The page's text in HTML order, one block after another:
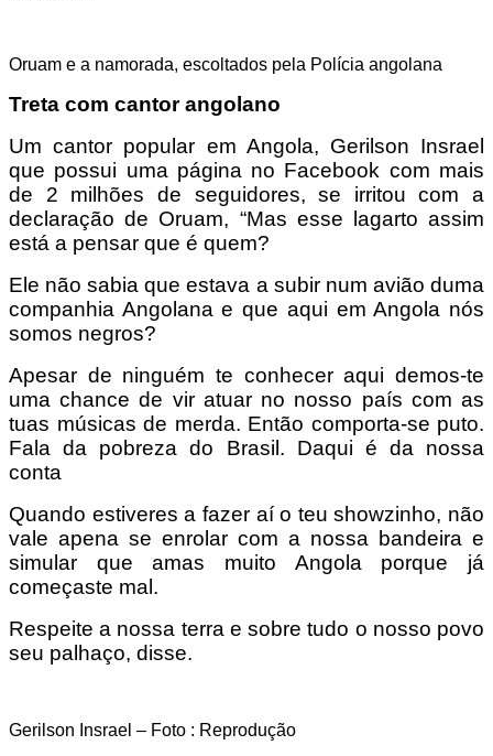
Oruam e a namorada, escoltados pela Polícia angolana
Treta com cantor angolano
Um cantor popular em Angola, Gerilson Insrael
que possui uma página no Facebook com mais
de 2 milhões de seguidores, se irritou com a
declaração de Oruam, “Mas esse lagarto assim
está a pensar que é quem?
Ele não sabia que estava a subir num avião duma
companhia Angolana e que aqui em Angola nós
somos negros?
Apesar de ninguém te conhecer aqui demos-te
uma chance de vir atuar no nosso país com as
tuas músicas de merda. Então comporta-se puto.
Fala da pobreza do Brasil. Daqui é da nossa
conta
Quando estiveres a fazer aí o teu showzinho, não
vale apena se enrolar com a nossa bandeira e
simular que amas muito Angola porque já
começaste mal.
Respeite a nossa terra e sobre tudo o nosso povo
seu palhaço, disse.
Gerilson Insrael – Foto : Reprodução